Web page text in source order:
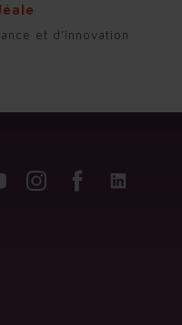
et d’innovation